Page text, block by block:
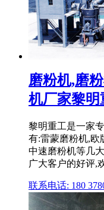
磨粉机,磨
机厂家黎明
黎明重工是一家
有:雷蒙磨粉机,欧
中速磨粉机等几
广大客户的好评,
联系电话: 180